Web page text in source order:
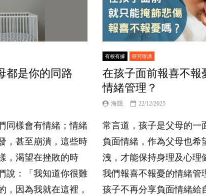
都是你的同路
同樣會有情緒；情緒
，甚至崩潰，這些時
，渴望在挫敗的時
說：「我知道你很難
，因為我就在這裡，
有根有據 研究咁講
在孩子面前報喜不報
情緒管理？
海隱 22/12/2025
常言道，孩子是父母的一
負面情緒，作為父母也希
洩，才能保持身理及心理
我們報喜不報憂的情緒管
孩子不再分享負面情緒給